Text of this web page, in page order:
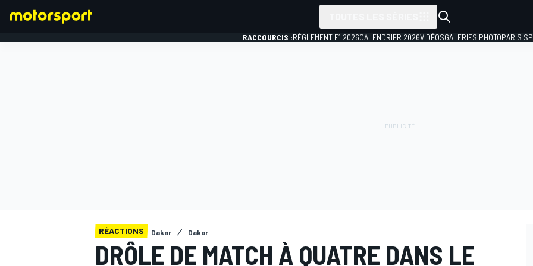
RACCOURCIS :RÈGLEMENT F1 2026CALENDRIER 2026VIDÉOSGALERIES PHOTOPARIS
RÉACTIONS Dakar Dakar
DRÔLE DE MATCH À QUATRE DANS LE